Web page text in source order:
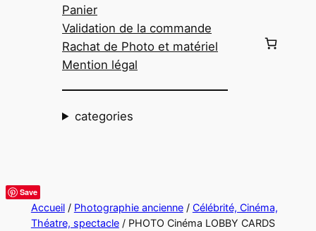
Panier
Validation de la commande
Rachat de Photo et matériel
Mention légal
categories
Save
Accueil/ Photographie ancienne/ Célébrité, Cinéma,
Théatre, spectacle/ PHOTO Cinéma LOBBY CARDS